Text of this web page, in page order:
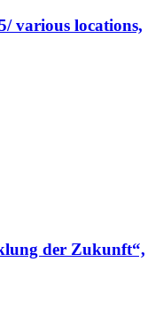
various locations,
der Zukunft“,